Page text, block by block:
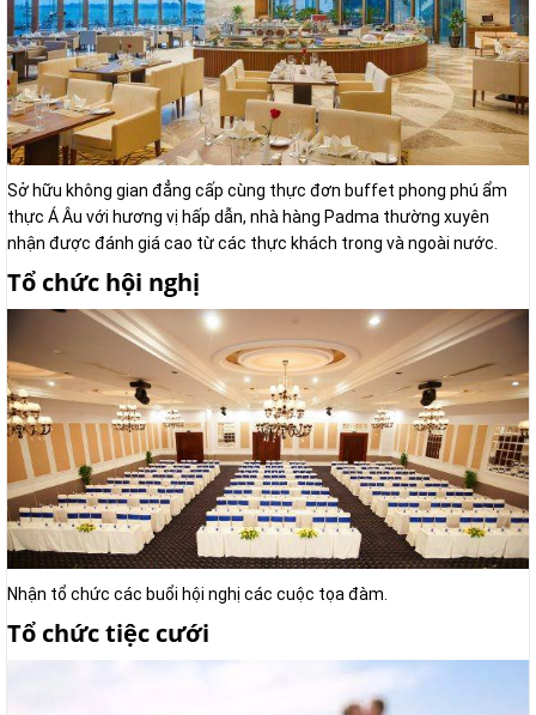
Sở hữu không gian đẳng cấp cùng thực đơn buffet phong phú ẩm
thực Á Âu với hương vị hấp dẫn, nhà hàng Padma thường xuyên
nhận được đánh giá cao từ các thực khách trong và ngoài nước.
Tổ chức hội nghị
Nhận tổ chức các buổi hội nghị các cuộc tọa đàm.
Tổ chức tiệc cưới